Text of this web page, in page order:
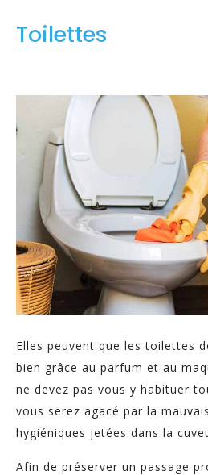
Toilettes
Elles peuvent que les toilettes
bien grâce au parfum et au
ne devez pas vous y habituer
vous serez agacé par la
hygiéniques jetées dans la
Afin de préserver un passage